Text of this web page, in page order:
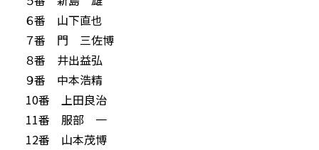
６番 山下直也
７番 門 三佐博
８番 井出益弘
９番 中本浩精
10番 上田良治
11番 服部 一
12番 山本茂博